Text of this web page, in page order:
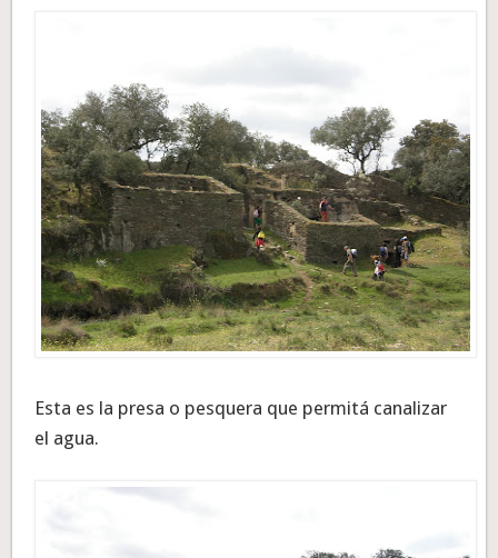
Esta es la presa o pesquera que permitá canalizar
el agua.